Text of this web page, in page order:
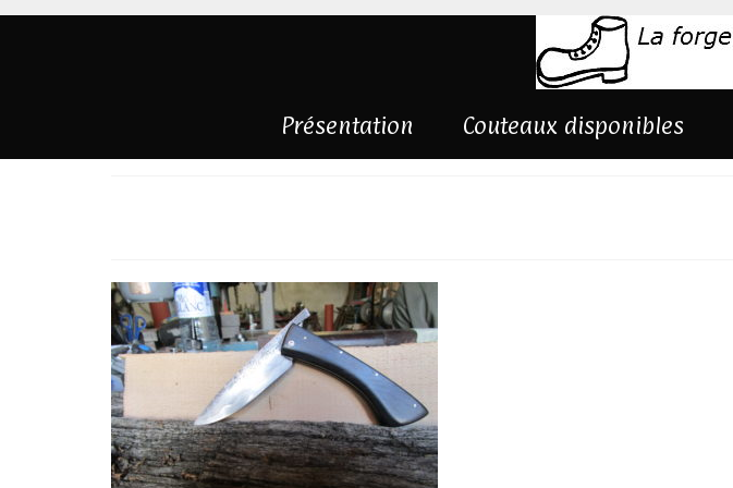
Présentation Couteaux disponibles